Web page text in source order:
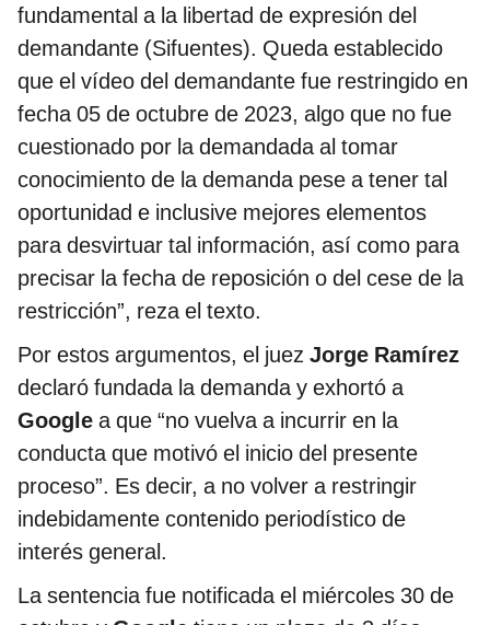
fundamental a la libertad de expresión del
demandante (Sifuentes). Queda establecido
que el vídeo del demandante fue restringido en
fecha 05 de octubre de 2023, algo que no fue
cuestionado por la demandada al tomar
conocimiento de la demanda pese a tener tal
oportunidad e inclusive mejores elementos
para desvirtuar tal información, así como para
precisar la fecha de reposición o del cese de la
restricción”, reza el texto.
Por estos argumentos, el juez Jorge Ramírez
declaró fundada la demanda y exhortó a
Google a que “no vuelva a incurrir en la
conducta que motivó el inicio del presente
proceso”. Es decir, a no volver a restringir
indebidamente contenido periodístico de
interés general.
La sentencia fue notificada el miércoles 30 de